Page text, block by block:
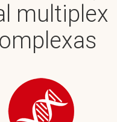
multiplex